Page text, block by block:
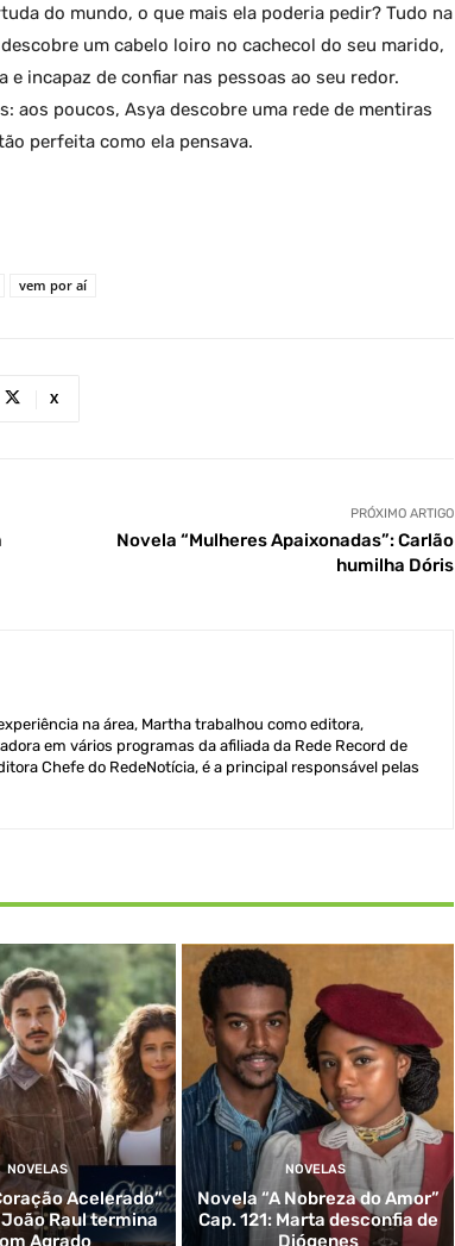
do mundo, o que mais ela poderia pedir? Tudo na
um cabelo loiro no cachecol do seu marido,
incapaz de confiar nas pessoas ao seu redor.
aos poucos, Asya descobre uma rede de mentiras
perfeita como ela pensava.
vem por aí
X
PRÓXIMO ARTIGO
Novela “Mulheres Apaixonadas”: Carlão
humilha Dóris
na área, Martha trabalhou como editora,
em vários programas da afiliada da Rede Record de
Chefe do RedeNotícia, é a principal responsável pelas
NOVELAS
Acelerado”
João Raul termina
Agrado
NOVELAS
Novela “A Nobreza do Amor”
Cap. 121: Marta desconfia de
Diógenes